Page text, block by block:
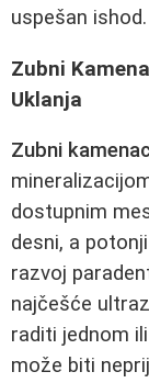
uspešan ishod.
Zubni
Uklanja
Zubni kamenac
dostupnim
desni, a
razvoj
najčešće
raditi jednom
može biti